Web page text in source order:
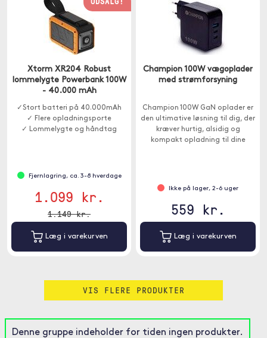
Xtorm XR204 Robust
lommelygte Powerbank 100W
- 40.000 mAh
✓Stort batteri på 40.000mAh
✓ Flere opladningsporte
✓ Lommelygte og håndtag
Fjernlagring, ca. 3-8 hverdage
1.099 kr.
1.149 kr.
Læg i varekurven
Champion 100W vægoplader
med strømforsyning
Champion 100W GaN oplader er
den ultimative løsning til dig, der
kræver hurtig, alsidig og
kompakt opladning til dine
Ikke på lager, 2-6 uger
559 kr.
Læg i varekurven
VIS FLERE PRODUKTER
Denne gruppe indeholder for tiden ingen produkter.